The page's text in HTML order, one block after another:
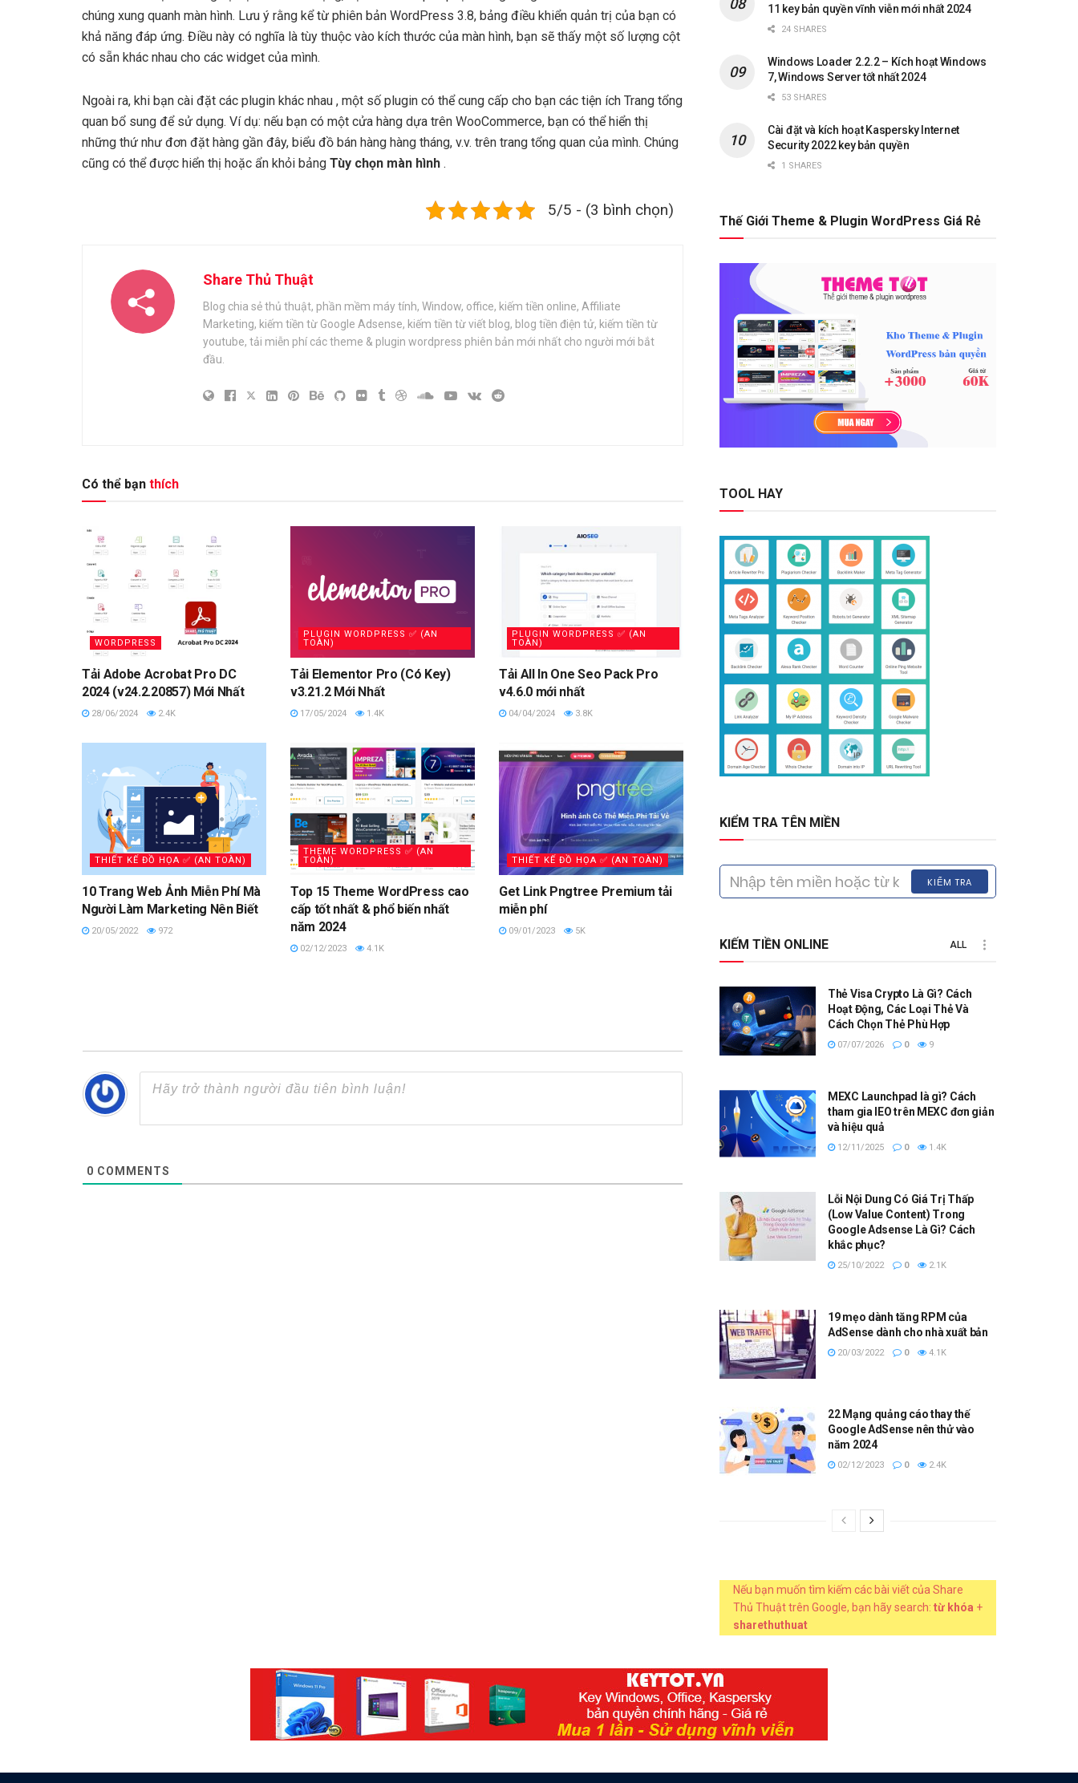
chúng xung quanh màn hình. Lưu ý rằng kể từ phiên bản WordPress 3.8, bảng điều khiển quản trị của bạn có
khả năng đáp ứng. Điều này có nghĩa là tùy thuộc vào kích thước của màn hình, bạn sẽ thấy một số lượng cột
có sẵn khác nhau cho các widget của mình.
Ngoài ra, khi bạn cài đặt các plugin khác nhau , một số plugin có thể cung cấp cho bạn các tiện ích Trang tổng
quan bổ sung để sử dụng. Ví dụ: nếu bạn có một cửa hàng dựa trên WooCommerce, bạn có thể hiển thị
những thứ như đơn đặt hàng gần đây, biểu đồ bán hàng hàng tháng, v.v. trên trang tổng quan của mình. Chúng
cũng có thể được hiển thị hoặc ẩn khỏi bảng Tùy chọn màn hình .
5/5 - (3 bình chọn)
Share Thủ Thuật
Blog chia sẻ thủ thuật, phần mềm máy tính, Window, office, kiếm tiền online, Affiliate
Marketing, kiếm tiền từ Google Adsense, kiếm tiền từ viết blog, blog tiền điện tử, kiếm tiền từ
youtube, tải miễn phí các theme & plugin wordpress phiên bản mới nhất cho người mới bắt
đầu.
Có thể bạn thích
WORDPRESS
Tải Adobe Acrobat Pro DC
2024 (v24.2.20857) Mới Nhất
28/06/2024 2.4K
PLUGIN WORDPRESS ✅ (AN
TOÀN)
Tải Elementor Pro (Có Key)
v3.21.2 Mới Nhất
17/05/2024 1.4K
PLUGIN WORDPRESS ✅ (AN
TOÀN)
Tải All In One Seo Pack Pro
v4.6.0 mới nhất
04/04/2024 3.8K
THIẾT KẾ ĐỒ HỌA ✅ (AN TOÀN)
10 Trang Web Ảnh Miễn Phí Mà
Người Làm Marketing Nên Biết
20/05/2022 972
THEME WORDPRESS ✅ (AN
TOÀN)
Top 15 Theme WordPress cao
cấp tốt nhất & phổ biến nhất
năm 2024
02/12/2023 4.1K
THIẾT KẾ ĐỒ HỌA ✅ (AN TOÀN)
Get Link Pngtree Premium tải
miễn phí
09/01/2023 5K
0 COMMENTS
11 key bản quyền vĩnh viễn mới nhất 2024
24 SHARES
Windows Loader 2.2.2 – Kích hoạt Windows
7, Windows Server tốt nhất 2024
53 SHARES
Cài đặt và kích hoạt Kaspersky Internet
Security 2022 key bản quyền
1 SHARES
Thế Giới Theme & Plugin WordPress Giá Rẻ
TOOL HAY
KIỂM TRA TÊN MIỀN
KIỂM TRA
KIẾM TIỀN ONLINE ALL
Thẻ Visa Crypto Là Gì? Cách
Hoạt Động, Các Loại Thẻ Và
Cách Chọn Thẻ Phù Hợp
07/07/2026 0 9
MEXC Launchpad là gì? Cách
tham gia IEO trên MEXC đơn giản
và hiệu quả
12/11/2025 0 1.4K
Lỗi Nội Dung Có Giá Trị Thấp
(Low Value Content) Trong
Google Adsense Là Gì? Cách
khắc phục?
25/10/2022 0 2.1K
19 mẹo dành tăng RPM của
AdSense dành cho nhà xuất bản
20/03/2022 0 4.1K
22 Mạng quảng cáo thay thế
Google AdSense nên thử vào
năm 2024
02/12/2023 0 2.4K
Nếu bạn muốn tìm kiếm các bài viết của Share
Thủ Thuật trên Google, bạn hãy search: từ khóa +
sharethuthuat